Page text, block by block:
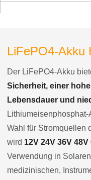
LiFePO4-Akku
Der LiFePO4-Akku
Sicherheit, einer
Lebensdauer und
Wahl für Stromquellen
wird 12V 24V 36V
Verwendung in
medizinischen,